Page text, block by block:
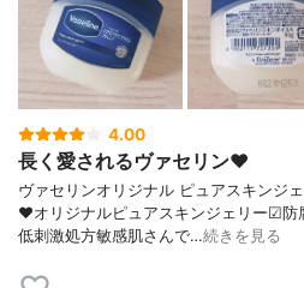
4.00
長く愛されるヴァセリン♥︎
ヴァセリンオリジナル ピュアスキンジ
♥︎オリジナルピュアスキンジェリー☑︎
低刺激処方敏感肌さんで…続きを見る